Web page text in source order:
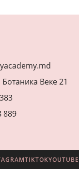
Веке 21
889
TIKTOKYOUTUBE